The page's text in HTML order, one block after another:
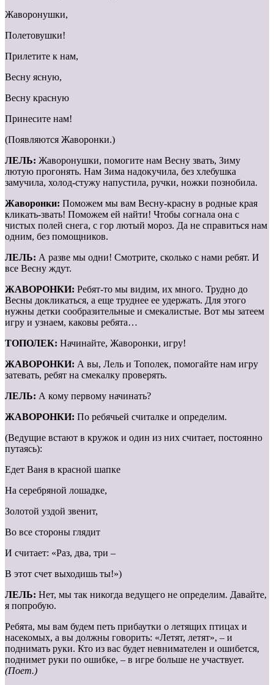
Жаворонушки,
Полетовушки!
Прилетите к нам,
Весну ясную,
Весну красную
Принесите нам!
(Появляются Жаворонки.)
ЛЕЛЬ: Жаворонушки, помогите нам Весну звать, Зиму
лютую прогонять. Нам Зима надокучила, без хлебушка
замучила, холод-стужу напустила, ручки, ножки познобила.
Жаворонки: Поможем мы вам Весну-красну в родные края
кликать-звать! Поможем ей найти! Чтобы согнала она с
чистых полей снега, с гор лютый мороз. Да не справиться нам
одним, без помощников.
ЛЕЛЬ: А разве мы одни! Смотрите, сколько с нами ребят. И
все Весну ждут.
ЖАВОРОНКИ: Ребят-то мы видим, их много. Трудно до
Весны докликаться, а еще труднее ее удержать. Для этого
нужны детки сообразительные и смекалистые. Вот мы затеем
игру и узнаем, каковы ребята…
ТОПОЛЕК: Начинайте, Жаворонки, игру!
ЖАВОРОНКИ: А вы, Лель и Тополек, помогайте нам игру
затевать, ребят на смекалку проверять.
ЛЕЛЬ: А кому первому начинать?
ЖАВОРОНКИ: По ребячьей считалке и определим.
(Ведущие встают в кружок и один из них считает, постоянно
путаясь):
Едет Ваня в красной шапке
На серебряной лошадке,
Золотой уздой звенит,
Во все стороны глядит
И считает: «Раз, два, три –
В этот счет выходишь ты!»)
ЛЕЛЬ: Нет, мы так никогда ведущего не определим. Давайте,
я попробую.
Ребята, мы вам будем петь прибаутки о летящих птицах и
насекомых, а вы должны говорить: «Летят, летят», – и
поднимать руки. Кто из вас будет невнимателен и ошибется,
поднимет руки по ошибке, – в игре больше не участвует.
(Поет.)